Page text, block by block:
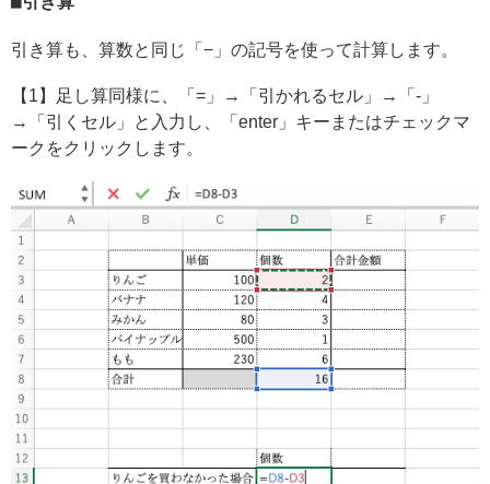
引き算も、算数と同じ「−」の記号を使って計算します。
【1】足し算同様に、「=」→「引かれるセル」→「-」
→「引くセル」と入力し、「enter」キーまたはチェックマ
ークをクリックします。